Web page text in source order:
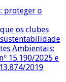
proteger o
os clubes
Ambientais:
15.190/2025 e
2019